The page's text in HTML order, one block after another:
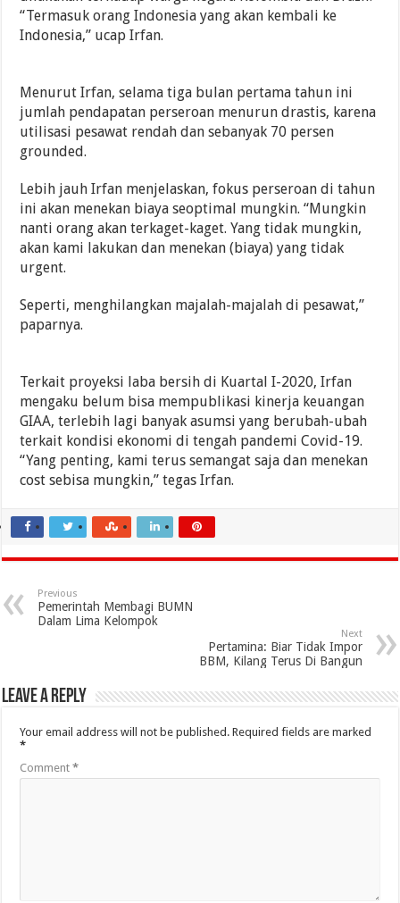
“Termasuk orang Indonesia yang akan kembali ke
Indonesia,” ucap Irfan.
Menurut Irfan, selama tiga bulan pertama tahun ini
jumlah pendapatan perseroan menurun drastis, karena
utilisasi pesawat rendah dan sebanyak 70 persen
grounded.
Lebih jauh Irfan menjelaskan, fokus perseroan di tahun
ini akan menekan biaya seoptimal mungkin. “Mungkin
nanti orang akan terkaget-kaget. Yang tidak mungkin,
akan kami lakukan dan menekan (biaya) yang tidak
urgent.
Seperti, menghilangkan majalah-majalah di pesawat,”
paparnya.
Terkait proyeksi laba bersih di Kuartal I-2020, Irfan
mengaku belum bisa mempublikasi kinerja keuangan
GIAA, terlebih lagi banyak asumsi yang berubah-ubah
terkait kondisi ekonomi di tengah pandemi Covid-19.
“Yang penting, kami terus semangat saja dan menekan
cost sebisa mungkin,” tegas Irfan.
Previous
Pemerintah Membagi BUMN
Dalam Lima Kelompok
Next
Pertamina: Biar Tidak Impor
BBM, Kilang Terus Di Bangun
Leave a Reply
Your email address will not be published. Required fields are marked
*
Comment*